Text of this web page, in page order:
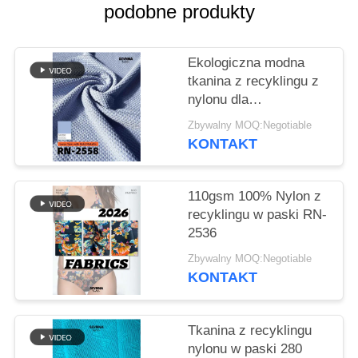
PRIVACY
POLICY
podobne produkty
Ekologiczna modna
tkanina z recyklingu z
nylonu dla
zrównoważonej
odzieży
Zbywalny MOQ:Negotiable
KONTAKT
110gsm 100% Nylon z
recyklingu w paski RN-
2536
Zbywalny MOQ:Negotiable
KONTAKT
Tkanina z recyklingu
nylonu w paski 280